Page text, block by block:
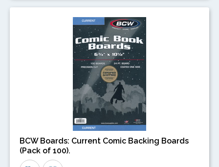
BCW Boards: Current Comic Backing Boards
(Pack of 100).